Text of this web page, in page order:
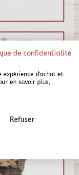
de confidentialité
expérience d'achat et
en savoir plus,
Refuser